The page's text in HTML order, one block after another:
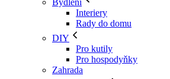
Bydlení
Interiery
Rady do domu
DIY
Pro kutily
Pro hospodyňky
Zahrada